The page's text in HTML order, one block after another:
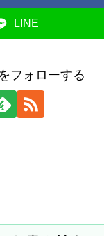
LINE
フォローする